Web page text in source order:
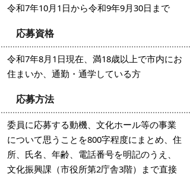
令和7年10月1日から令和9年9月30日まで
応募資格
令和7年8月1日現在、満18歳以上で市内にお
住まいか、通勤・通学している方
応募方法
委員に応募する動機、文化ホール等の事業
について思うことを800字程度にまとめ、住
所、氏名、年齢、電話番号を明記のうえ、
文化振興課（市役所第2庁舎3階）まで直接